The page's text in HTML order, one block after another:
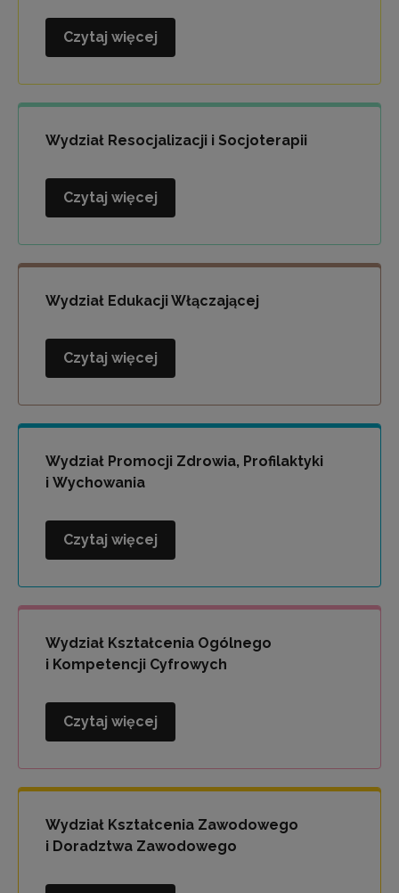
Wydział
Systemu
Doskonalenia
Czytaj więcej
Wydział Resocjalizacji i Socjoterapii
Wydział
i
Socjoterapii
Czytaj więcej
Wydział Edukacji Włączającej
Wydział
Włączającej
Czytaj więcej
Wydział Promocji Zdrowia, Profilaktyki
i Wychowania
Wydział
Zdrowia,
Profilaktyki
Wychowania
Czytaj więcej
Wydział Kształcenia Ogólnego
i Kompetencji Cyfrowych
Wydział
Ogólnego
i
Cyfrowych
Czytaj więcej
Wydział Kształcenia Zawodowego
i Doradztwa Zawodowego